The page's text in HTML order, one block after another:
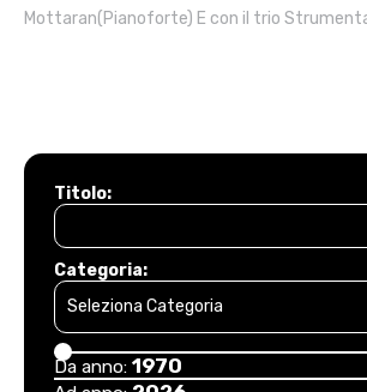
Mottaran(Pianoforte) E con il trio
Titolo:
Categoria:
Da anno: 1970